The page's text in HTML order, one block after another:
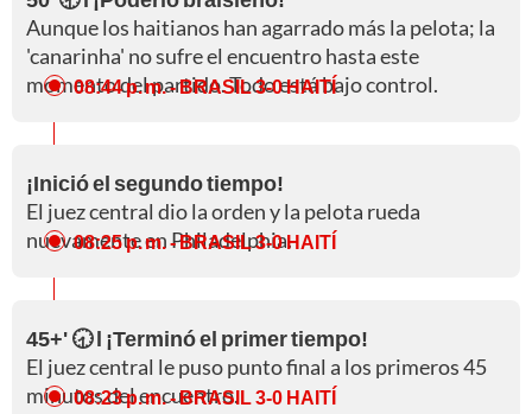
Aunque los haitianos han agarrado más la pelota; la
'canarinha' no sufre el encuentro hasta este
momento del partido. Todo está bajo control.
08:44 p. m.- BRASIL 3-0 HAITÍ
¡Inició el segundo tiempo!
El juez central dio la orden y la pelota rueda
nuevamente en Philadelphia.
08:25 p. m.- BRASIL 3-0 HAITÍ
45+' 🕣 l ¡Terminó el primer tiempo!
El juez central le puso punto final a los primeros 45
minutos del encuentro.
08:23 p. m.- BRASIL 3-0 HAITÍ